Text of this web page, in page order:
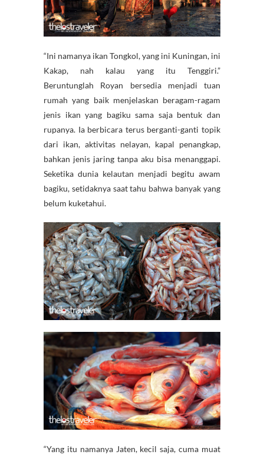
“Ini namanya ikan Tongkol, yang ini Kuningan, ini
Kakap, nah kalau yang itu Tenggiri.”
Beruntunglah Royan bersedia menjadi tuan
rumah yang baik menjelaskan beragam-ragam
jenis ikan yang bagiku sama saja bentuk dan
rupanya. Ia berbicara terus berganti-ganti topik
dari ikan, aktivitas nelayan, kapal penangkap,
bahkan jenis jaring tanpa aku bisa menanggapi.
Seketika dunia kelautan menjadi begitu awam
bagiku, setidaknya saat tahu bahwa banyak yang
belum kuketahui.
“Yang itu namanya Jaten, kecil saja, cuma muat